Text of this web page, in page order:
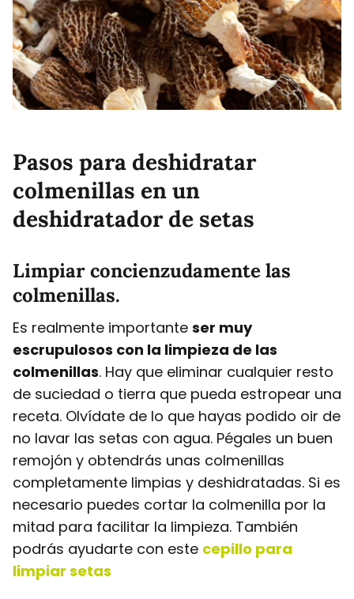
Pasos para deshidratar
colmenillas en un
deshidratador de setas
Limpiar concienzudamente las
colmenillas.
Es realmente importante ser muy
escrupulosos con la limpieza de las
colmenillas. Hay que eliminar cualquier resto
de suciedad o tierra que pueda estropear una
receta. Olvídate de lo que hayas podido oir de
no lavar las setas con agua. Pégales un buen
remojón y obtendrás unas colmenillas
completamente limpias y deshidratadas. Si es
necesario puedes cortar la colmenilla por la
mitad para facilitar la limpieza. También
podrás ayudarte con este cepillo para
limpiar setas